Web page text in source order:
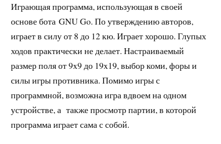
Играющая программа, использующая в своей
основе бота GNU Go. По утверждению авторов,
играет в силу от 8 до 12 кю. Играет хорошо. Глупых
ходов практически не делает. Настраиваемый
размер поля от 9x9 до 19x19, выбор коми, форы и
силы игры противника. Помимо игры с
программной, возможна игра вдвоем на одном
устройстве, а также просмотр партии, в которой
программа играет сама с собой.